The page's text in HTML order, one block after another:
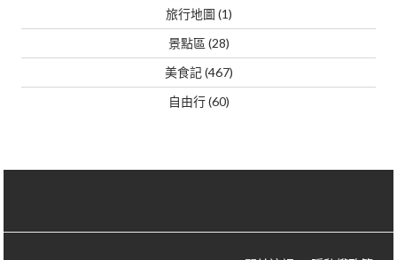
旅行地圖 (1)
景點區 (28)
美食記(467)
自由行(60)